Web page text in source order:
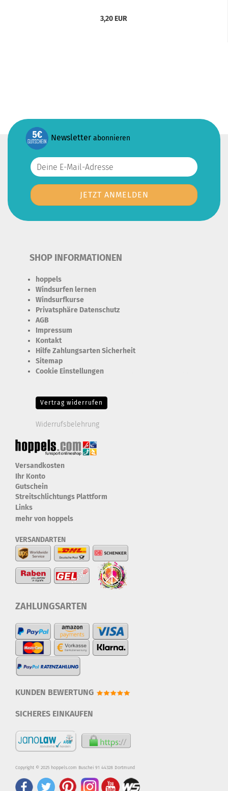
3,20 EUR
Newsletter abonnieren
SHOP INFORMATIONEN
hoppels
Windsurfen lernen
Windsurfkurse
Privatsphäre Datenschutz
AGB
Impressum
Kontakt
Hilfe Zahlungsarten Sicherheit
Sitemap
Cookie Einstellungen
Vertrag widerrufen
Widerrufsbelehrung
Versandkosten
Ihr Konto
Gutschein
Streitschlichtungs Plattform
Links
mehr von hoppels
VERSANDARTEN
ZAHLUNGSARTEN
KUNDEN BEWERTUNG
SICHERES EINKAUFEN
Copyright © 2025 hoppels.com Buschei 91 44328 Dortmund